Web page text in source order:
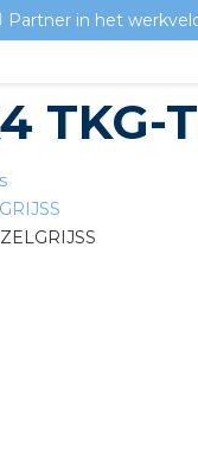
TKG-
Partner in het